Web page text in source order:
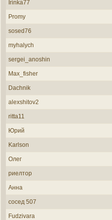
Irinka77
Promy
sosed76
myhalych
sergei_anoshin
Max_fisher
Dachnik
alexshitov2
ritta11
Юрий
Karlson
Олег
риелтор
Анна
сосед 507
Fudzivara